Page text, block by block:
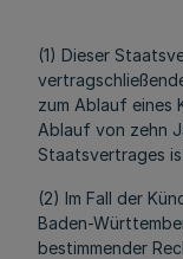
(1) Dieser
zum Ablauf eines
Ablauf von zehn
Staatsvertrages
(2) Im Fall der
Baden-
bestimmender